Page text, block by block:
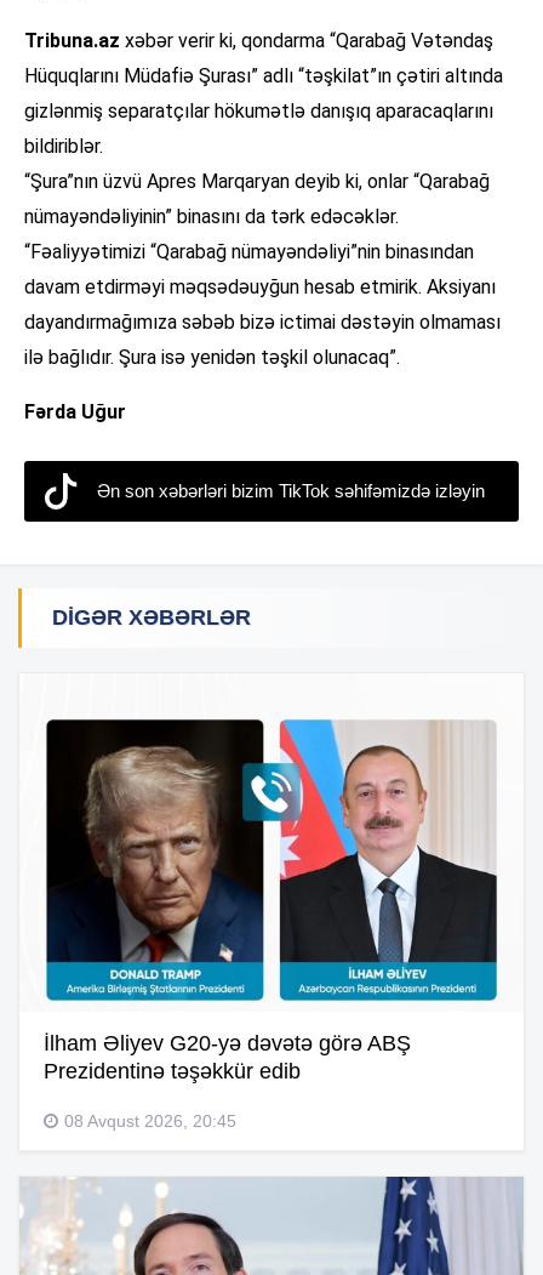
Tribuna.az xəbər verir ki, qondarma “Qarabağ Vətəndaş
Hüquqlarını Müdafiə Şurası” adlı “təşkilat”ın çətiri altında
gizlənmiş separatçılar hökumətlə danışıq aparacaqlarını
bildiriblər.
“Şura”nın üzvü Apres Marqaryan deyib ki, onlar “Qarabağ
nümayəndəliyinin” binasını da tərk edəcəklər.
“Fəaliyyətimizi “Qarabağ nümayəndəliyi”nin binasından
davam etdirməyi məqsədəuyğun hesab etmirik. Aksiyanı
dayandırmağımıza səbəb bizə ictimai dəstəyin olmaması
ilə bağlıdır. Şura isə yenidən təşkil olunacaq”.
Fərda Uğur
Ən son xəbərləri bizim TikTok səhifəmizdə izləyin
DIGƏR XƏBƏRLƏR
İlham Əliyev G20-yə dəvətə görə ABŞ
Prezidentinə təşəkkür edib
08 Avqust 2026, 20:45